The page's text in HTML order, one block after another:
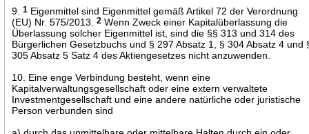
9.1 Eigenmittel sind Eigenmittel gemäß Artikel 72 der Verordnung
(EU) Nr. 575/2013.2 Wenn Zweck einer Kapitalüberlassung die
Überlassung solcher Eigenmittel ist, sind die §§ 313 und 314 des
Bürgerlichen Gesetzbuchs und § 297 Absatz 1, § 304 Absatz 4 und
305 Absatz 5 Satz 4 des Aktiengesetzes nicht anzuwenden.
10. Eine enge Verbindung besteht, wenn eine
Kapitalverwaltungsgesellschaft oder eine extern verwaltete
Investmentgesellschaft und eine andere natürliche oder juristische
Person verbunden sind